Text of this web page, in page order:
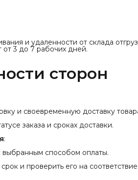
и удаленности от склада
от 3 до 7 рабочих дней.
сторон
и своевременную доставку
заказа и сроках доставки.
:
выбранным способом оплаты.
и проверить его на соответствие.